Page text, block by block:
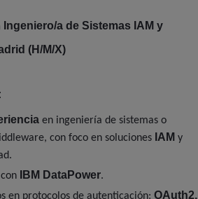
Ingeniero/a de Sistemas IAM y
(H/M/X)
en ingeniería de sistemas o
con foco en soluciones IAMy
IBM DataPower.
en protocolos de autenticación: OAuth2,